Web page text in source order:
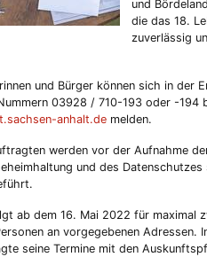
und
die das 18.
zuverlässig
und Bürger können sich in der
03928 / 710-193 oder -194
anhalt.de melden.
werden vor der Aufnahme
und des
ab dem 16. Mai 2022 für maximal
an vorgegebenen Adressen.
seine Termine mit den